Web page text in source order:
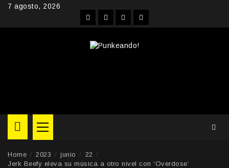
Skip7 agosto, 2026
FacebookInstagram
YouTubeTwitter
Primary
Menu
Home 2023 junio
22
Jerk Beefy eleva su música a otro nivel con ‘Overdose’